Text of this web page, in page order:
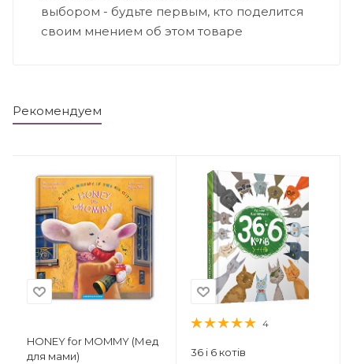
выбором - будьте первым, кто поделится
своим мнением об этом товаре
Рекомендуем
HONEY for MOMMY (Мед
для мами)
4
36 і 6 котів